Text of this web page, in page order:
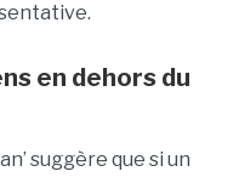
en dehors du
suggère que si un